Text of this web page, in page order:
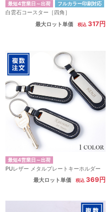
最短4営業日～出荷 フルカラー印刷対応
白雲石コースター［四角］
最大ロット単価
317円
最短4営業日～出荷
PUレザー メタルプレートキーホルダー
最大ロット単価
369円